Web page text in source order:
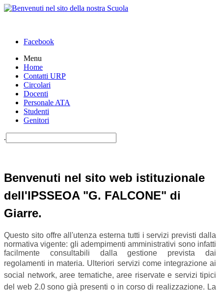
Facebook
Menu
Home
Contatti URP
Circolari
Docenti
Personale ATA
Studenti
Genitori
.
Benvenuti nel sito web istituzionale
dell'IPSSEOA "G. FALCONE" di
Giarre.
Questo sito offre all'utenza esterna tutti i servizi previsti dalla
normativa vigente: gli adempimenti amministrativi sono infatti
facilmente consultabili dalla gestione prevista dai
regolamenti in materia. Ulteriori servizi come integrazione ai
social network, aree tematiche, aree riservate e servizi tipici
del web 2.0 sono già presenti o in corso di realizzazione. La